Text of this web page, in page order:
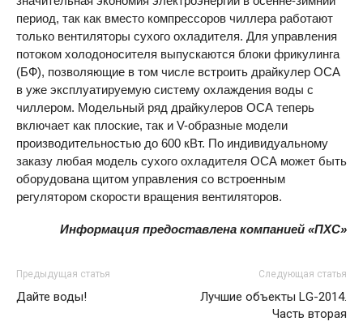
период, так как вместо компрессоров чиллера работают
только вентиляторы сухого охладителя. Для управления
потоком холодоносителя выпускаются блоки фрикулинга
(БФ), позволяющие в том числе встроить драйкулер ОСА
в уже эксплуатируемую систему охлаждения воды с
чиллером. Модельный ряд драйкулеров ОСА теперь
включает как плоские, так и V-образные модели
производительностью до 600 кВт. По индивидуальному
заказу любая модель сухого охладителя ОСА может быть
оборудована щитом управления со встроенным
регулятором скорости вращения вентиляторов.
Информация предоставлена компанией «ПХС»
Предыдущая статья
Дайте воды!
Следующая статья
Лучшие объекты LG-2014.
Часть вторая